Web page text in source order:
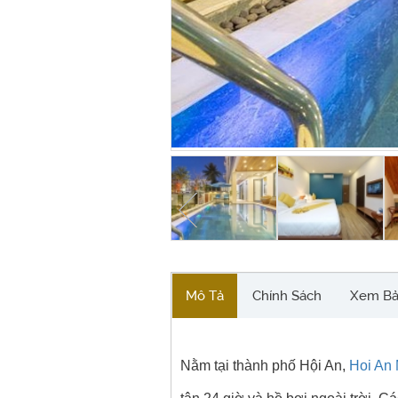
Mô Tả Chính Sách Xem
Nằm tại thành phố Hội An, Hoi An